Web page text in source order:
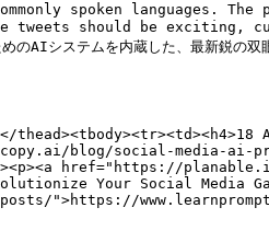
spoken
should be exciting,
のAIシステムを内蔵した、最新鋭の
blog/social-media-ai-
href="https://
Your Social Media
">https://